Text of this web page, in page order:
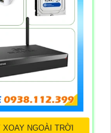
XOAY NGOÀI TRỜI